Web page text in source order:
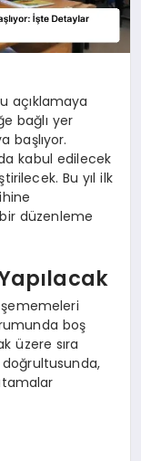
açıklamaya
bağlı yer
başlıyor.
kabul edilecek
Bu yıl ilk
düzenleme
boş
üzere sıra
doğrultusunda,